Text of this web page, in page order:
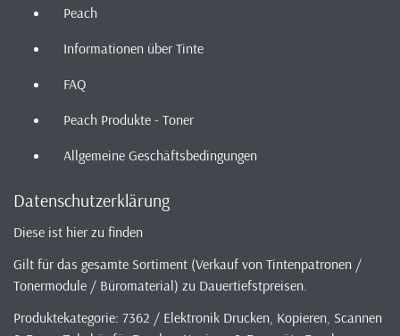
Peach
Informationen über Tinte
FAQ
Peach Produkte - Toner
Allgemeine Geschäftsbedingungen
Datenschutzerklärung
Diese ist hier zu finden
Gilt für das gesamte Sortiment (Verkauf von Tintenpatronen /
Tonermodule / Büromaterial) zu Dauertiefstpreisen.
Produktekategorie: 7362 / Elektronik Drucken, Kopieren, Scannen